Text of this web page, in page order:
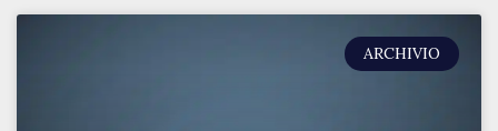
ARCHIVIO